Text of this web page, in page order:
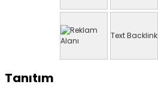
Text Backlink
Tanıtım